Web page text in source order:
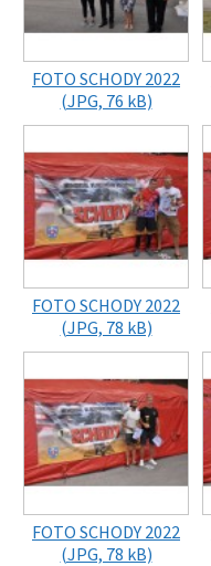
FOTO SCHODY 2022
(JPG, 76 kB)
FOTO SCHODY 2022
(JPG, 78 kB)
FOTO SCHODY 2022
(JPG, 78 kB)